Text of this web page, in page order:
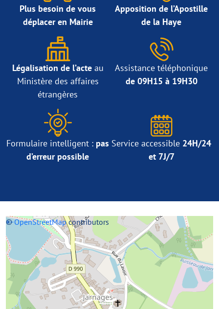
Plus besoin de vous
déplacer en Mairie
Apposition de l’Apostille
de la Haye
Légalisation de l’acteau
Ministère des affaires
étrangères
Assistance téléphonique
de 09H15 à 19H30
Formulaire intelligent : pas
d’erreur possible
Service accessible 24H/24
et 7J/7
+−
©OpenStreetMapcontributors